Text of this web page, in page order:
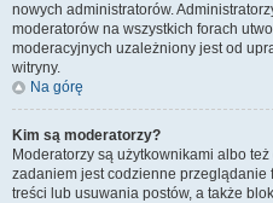
nowych administratorów.
moderatorów na wszystkich forach
moderacyjnych uzależniony jest od
witryny.
Na górę
Kim są moderatorzy?
Moderatorzy są użytkownikami albo
zadaniem jest codzienne przeglądanie
treści lub usuwania postów, a także